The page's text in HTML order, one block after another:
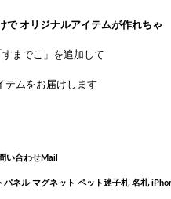
Mail
パネルマグネット ペット迷子札名札